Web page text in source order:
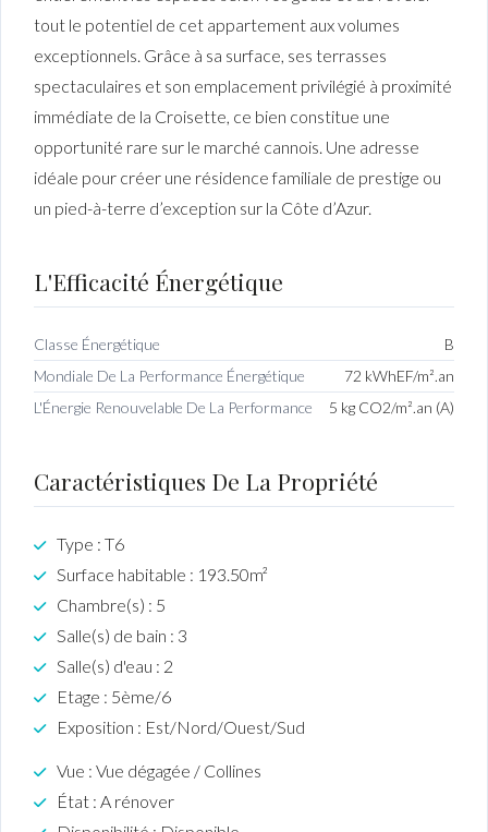
tout le potentiel de cet appartement aux volumes
exceptionnels. Grâce à sa surface, ses terrasses
spectaculaires et son emplacement privilégié à proximité
immédiate de la Croisette, ce bien constitue une
opportunité rare sur le marché cannois. Une adresse
idéale pour créer une résidence familiale de prestige ou
un pied-à-terre d’exception sur la Côte d’Azur.
L'Efficacité Énergétique
Classe Énergétique
B
Mondiale De La Performance Énergétique
72 kWhEF/m².an
L'Énergie Renouvelable De La Performance
5 kg CO2/m².an (A)
Caractéristiques De La Propriété
Type : T6
Surface habitable : 193.50m²
Chambre(s) : 5
Salle(s) de bain : 3
Salle(s) d'eau : 2
Etage : 5ème/6
Exposition : Est/Nord/Ouest/Sud
Vue : Vue dégagée / Collines
État : A rénover